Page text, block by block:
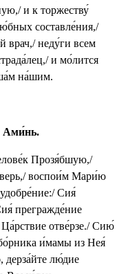
и к торжеству́
составле́ния,/
врач,/ неду́ги всем
и мо́лится
на́шим.
Ами́нь.
Прозя́бшую,/
воспои́м Мари́ю
Сия́
прегражде́ние
отве́рзе./ Сию́
и́мамы из Нея́
дерза́йте лю́дие